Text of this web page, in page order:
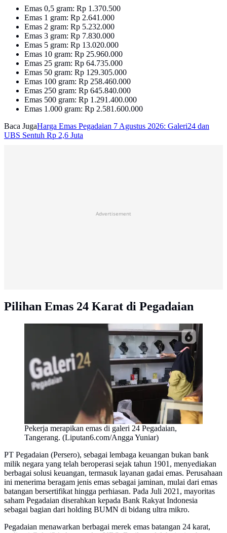
Emas 0,5 gram: Rp 1.370.500
Emas 1 gram: Rp 2.641.000
Emas 2 gram: Rp 5.232.000
Emas 3 gram: Rp 7.830.000
Emas 5 gram: Rp 13.020.000
Emas 10 gram: Rp 25.960.000
Emas 25 gram: Rp 64.735.000
Emas 50 gram: Rp 129.305.000
Emas 100 gram: Rp 258.460.000
Emas 250 gram: Rp 645.840.000
Emas 500 gram: Rp 1.291.400.000
Emas 1.000 gram: Rp 2.581.600.000
Baca JugaHarga Emas Pegadaian 7 Agustus 2026: Galeri24 dan
UBS Sentuh Rp 2,6 Juta
Advertisement
Pilihan Emas 24 Karat di Pegadaian
Pekerja merapikan emas di galeri 24 Pegadaian,
Tangerang. (Liputan6.com/Angga Yuniar)
PT Pegadaian (Persero), sebagai lembaga keuangan bukan bank
milik negara yang telah beroperasi sejak tahun 1901, menyediakan
berbagai solusi keuangan, termasuk layanan gadai emas. Perusahaan
ini menerima beragam jenis emas sebagai jaminan, mulai dari emas
batangan bersertifikat hingga perhiasan. Pada Juli 2021, mayoritas
saham Pegadaian diserahkan kepada Bank Rakyat Indonesia
sebagai bagian dari holding BUMN di bidang ultra mikro.
Pegadaian menawarkan berbagai merek emas batangan 24 karat,